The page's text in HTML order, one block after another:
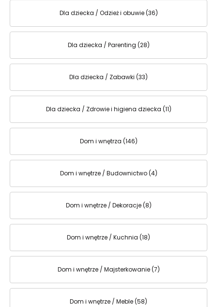
Dla dziecka / Odzież i obuwie (36)
Dla dziecka / Parenting (28)
Dla dziecka / Zabawki (33)
Dla dziecka / Zdrowie i higiena dziecka (11)
Dom i wnętrza (146)
Dom i wnętrze / Budownictwo (4)
Dom i wnętrze / Dekoracje (8)
Dom i wnętrze / Kuchnia (18)
Dom i wnętrze / Majsterkowanie (7)
Dom i wnętrze / Meble (58)